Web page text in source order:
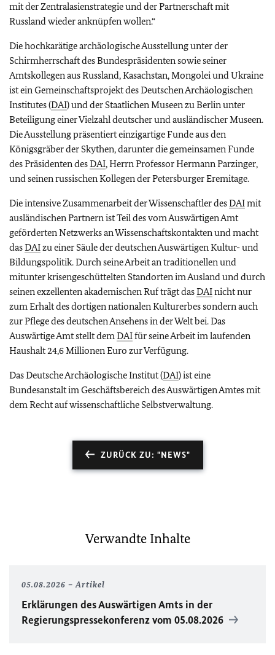
mit der Zentralasienstrategie und der Partnerschaft mit
Russland wieder anknüpfen wollen.“
Die hochkarätige archäologische Ausstellung unter der
Schirmherrschaft des Bundespräsidenten sowie seiner
Amtskollegen aus Russland, Kasachstan, Mongolei und Ukraine
ist ein Gemeinschaftsprojekt des Deutschen Archäologischen
Institutes (DAI) und der Staatlichen Museen zu Berlin unter
Beteiligung einer Vielzahl deutscher und ausländischer Museen.
Die Ausstellung präsentiert einzigartige Funde aus den
Königsgräber der Skythen, darunter die gemeinsamen Funde
des Präsidenten desDAI, Herrn Professor Hermann Parzinger,
und seinen russischen Kollegen der Petersburger Eremitage.
Die intensive Zusammenarbeit der Wissenschaftler desDAImit
ausländischen Partnern ist Teil des vom Auswärtigen Amt
geförderten Netzwerks an Wissenschaftskontakten und macht
dasDAIzu einer Säule der deutschen Auswärtigen Kultur- und
Bildungspolitik. Durch seine Arbeit an traditionellen und
mitunter krisengeschüttelten Standorten im Ausland und durch
seinen exzellenten akademischen Ruf trägt dasDAInicht nur
zum Erhalt des dortigen nationalen Kulturerbes sondern auch
zur Pflege des deutschen Ansehens in der Welt bei. Das
Auswärtige Amt stellt demDAIfür seine Arbeit im laufenden
Haushalt 24,6 Millionen Euro zur Verfügung.
Das Deutsche Archäologische Institut (DAI) ist eine
Bundesanstalt im Geschäftsbereich des Auswärtigen Amtes mit
dem Recht auf wissenschaftliche Selbstverwaltung.
ZURÜCK ZU: "NEWS"
Verwandte Inhalte
05.08.2026 Artikel
Erklärungen des Auswärtigen Amts in der
Regierungspressekonferenz vom 05.08.2026